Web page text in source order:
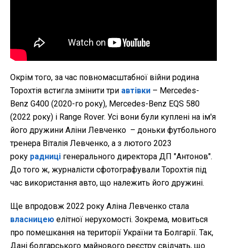
Окрім того, за час повномасштабної війни родина
Торохтія встигла змінити три автівки – Mercedes-
Benz G400 (2020-го року), Mercedes-Benz EQS 580
(2022 року) і Range Rover. Усі вони були куплені на ім'я
його дружини Аліни Левченко – доньки футбольного
тренера Віталія Левченко, а з лютого 2023
року радниці генерального директора ДП "Антонов".
До того ж, журналісти сфотографували Торохтія під
час використання авто, що належить його дружині.
Ще впродовж 2022 року Аліна Левченко стала
власницею елітної нерухомості. Зокрема, мовиться
про помешкання на території України та Болгарії. Так,
Дані болгарського майнового реєстру свідчать, що